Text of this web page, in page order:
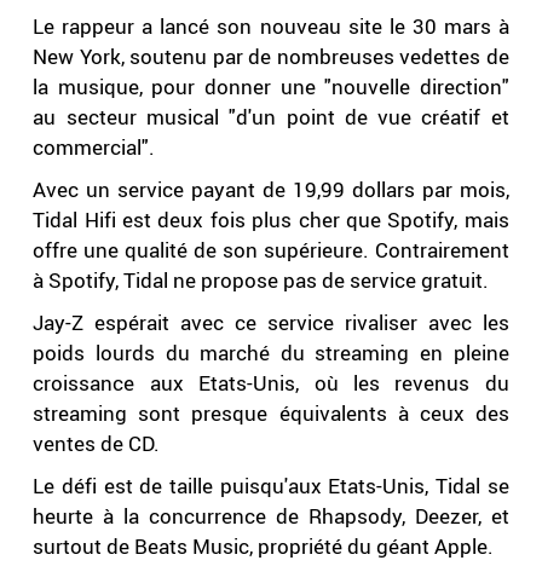
Le rappeur a lancé son nouveau site le 30 mars à
New York, soutenu par de nombreuses vedettes de
la musique, pour donner une "nouvelle direction"
au secteur musical "d'un point de vue créatif et
commercial".
Avec un service payant de 19,99 dollars par mois,
Tidal Hifi est deux fois plus cher que Spotify, mais
offre une qualité de son supérieure. Contrairement
à Spotify, Tidal ne propose pas de service gratuit.
Jay-Z espérait avec ce service rivaliser avec les
poids lourds du marché du streaming en pleine
croissance aux Etats-Unis, où les revenus du
streaming sont presque équivalents à ceux des
ventes de CD.
Le défi est de taille puisqu'aux Etats-Unis, Tidal se
heurte à la concurrence de Rhapsody, Deezer, et
surtout de Beats Music, propriété du géant Apple.